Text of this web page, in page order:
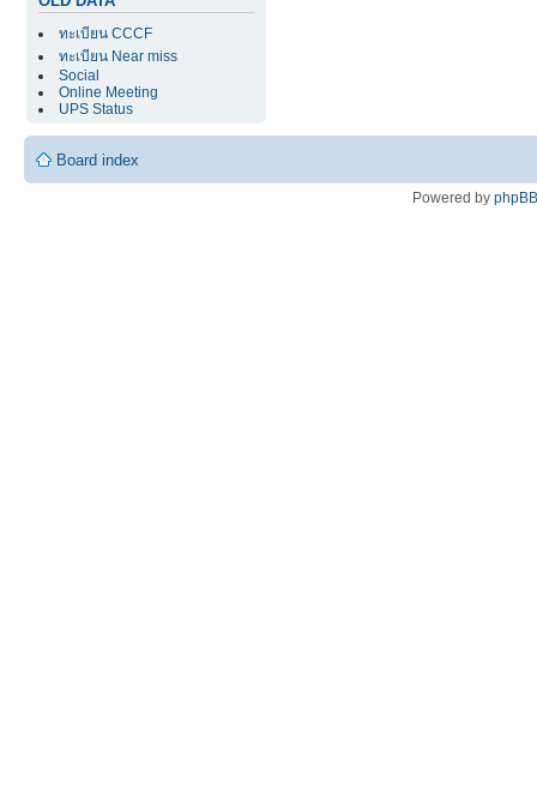
ทะเบียน CCCF
ทะเบียน Near miss
Social
Online Meeting
UPS Status
Board index
Powered by phpBB